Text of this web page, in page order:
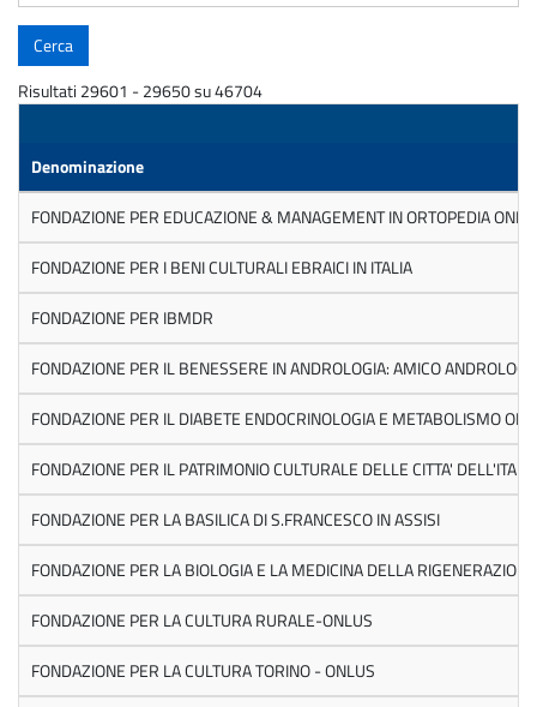
Risultati 29601 - 29650 su 46704
Denominazione
FONDAZIONE PER EDUCAZIONE & MANAGEMENT IN ORTOPEDIA
FONDAZIONE PER I BENI CULTURALI EBRAICI IN ITALIA
FONDAZIONE PER IBMDR
FONDAZIONE PER IL BENESSERE IN ANDROLOGIA: AMICO
FONDAZIONE PER IL DIABETE ENDOCRINOLOGIA E METABOLISMO
FONDAZIONE PER IL PATRIMONIO CULTURALE DELLE CITTA' DELL'ITALIA
FONDAZIONE PER LA BASILICA DI S.FRANCESCO IN ASSISI
FONDAZIONE PER LA BIOLOGIA E LA MEDICINA DELLA
FONDAZIONE PER LA CULTURA RURALE-ONLUS
FONDAZIONE PER LA CULTURA TORINO - ONLUS